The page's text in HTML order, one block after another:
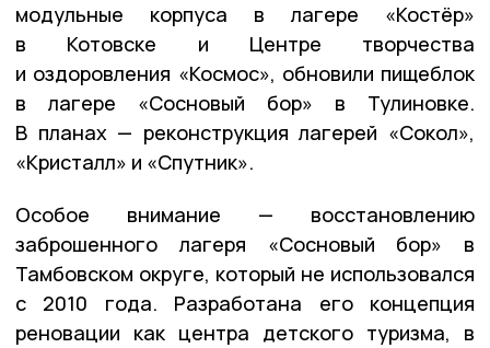
модульные корпуса в лагере «Костёр»
в Котовске и Центре творчества
и оздоровления «Космос», обновили пищеблок
в лагере «Сосновый бор» в Тулиновке.
В планах — реконструкция лагерей «Сокол»,
«Кристалл» и «Спутник».
Особое внимание — восстановлению
заброшенного лагеря «Сосновый бор» в
Тамбовском округе, который не использовался
с 2010 года. Разработана его концепция
реновации как центра детского туризма, в